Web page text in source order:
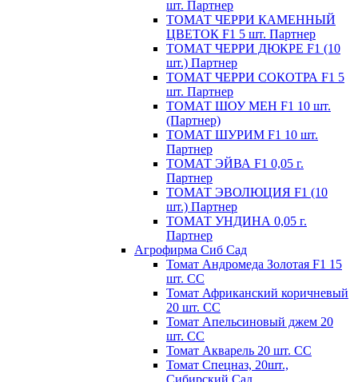
шт. Партнер
ТОМАТ ЧЕРРИ КАМЕННЫЙ
ЦВЕТОК F1 5 шт. Партнер
ТОМАТ ЧЕРРИ ДЮКРЕ F1 (10
шт.) Партнер
ТОМАТ ЧЕРРИ СОКОТРА F1 5
шт. Партнер
ТОМАТ ШОУ МЕН F1 10 шт.
(Партнер)
ТОМАТ ШУРИМ F1 10 шт.
Партнер
ТОМАТ ЭЙВА F1 0,05 г.
Партнер
ТОМАТ ЭВОЛЮЦИЯ F1 (10
шт.) Партнер
ТОМАТ УНДИНА 0,05 г.
Партнер
Агрофирма Сиб Сад
Томат Андромеда Золотая F1 15
шт. СС
Томат Африканский коричневый
20 шт. СС
Томат Апельсиновый джем 20
шт. СС
Томат Акварель 20 шт. СС
Томат Спецназ, 20шт.,
Сибирский Сад